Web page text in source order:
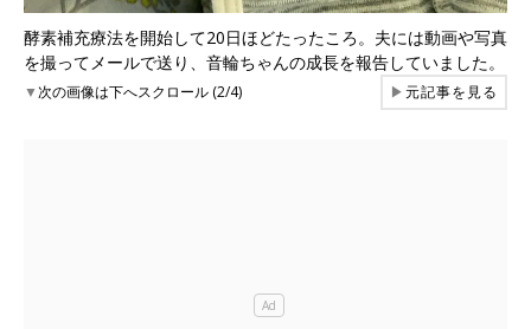
酵素補充療法を開始して20日ほどたったころ。夫には動画や写真
を撮ってメールで送り、音輪ちゃんの成長を報告していました。
▼次の画像は下へスクロール (2/4) ▶元記事を見る